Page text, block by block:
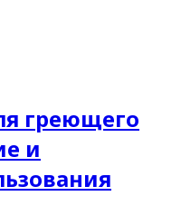
греющего
и